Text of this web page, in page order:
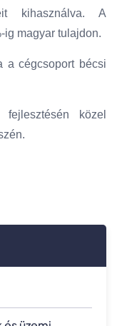
kihasználva. A
ig magyar tulajdon.
a cégcsoport bécsi
közel